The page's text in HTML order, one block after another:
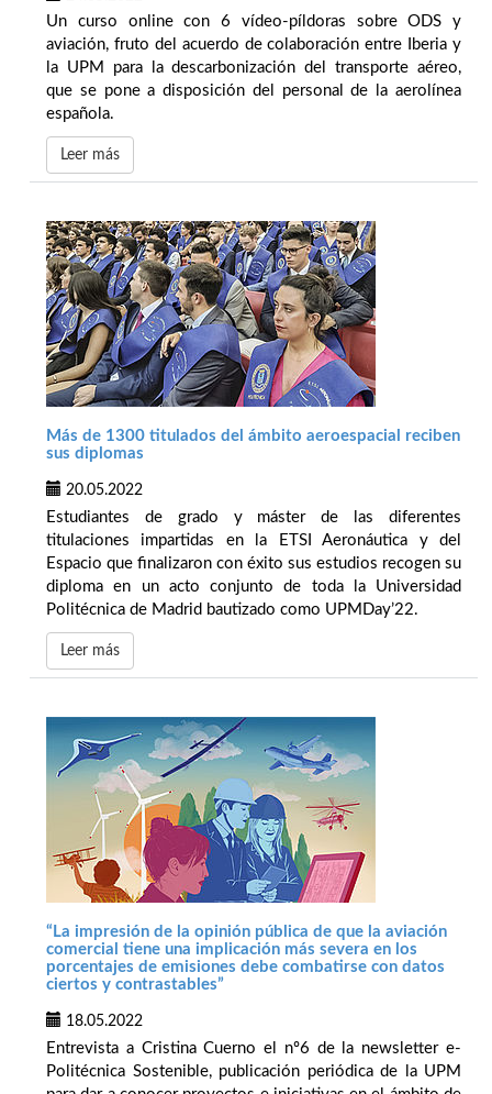
Un curso online con 6 vídeo-píldoras sobre ODS y
aviación, fruto del acuerdo de colaboración entre Iberia y
la UPM para la descarbonización del transporte aéreo,
que se pone a disposición del personal de la aerolínea
española.
Leer más
Más de 1300 titulados del ámbito aeroespacial reciben
sus diplomas
20.05.2022
Estudiantes de grado y máster de las diferentes
titulaciones impartidas en la ETSI Aeronáutica y del
Espacio que finalizaron con éxito sus estudios recogen su
diploma en un acto conjunto de toda la Universidad
Politécnica de Madrid bautizado como UPMDay’22.
Leer más
“La impresión de la opinión pública de que la aviación
comercial tiene una implicación más severa en los
porcentajes de emisiones debe combatirse con datos
ciertos y contrastables”
18.05.2022
Entrevista a Cristina Cuerno el nº6 de la newsletter e-
Politécnica Sostenible, publicación periódica de la UPM